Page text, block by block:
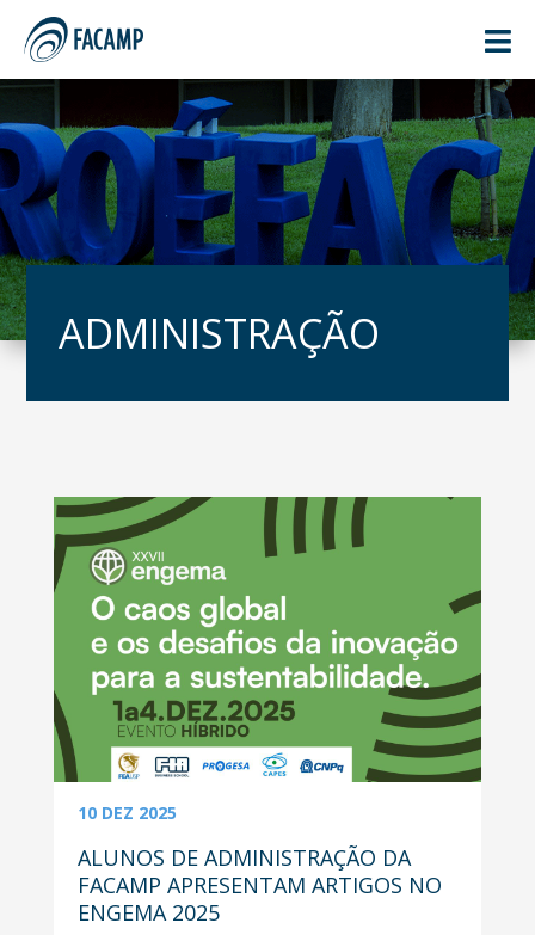

ADMINISTRAÇÃO
10 DEZ 2025
ALUNOS DE ADMINISTRAÇÃO DA
FACAMP APRESENTAM ARTIGOS NO
ENGEMA 2025